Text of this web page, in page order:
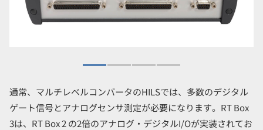
通常、マルチレベルコンバータのHILSでは、多数のデジタル
ゲート信号とアナログセンサ測定が必要になります。RT Box
3は、RT Box 2 の2倍のアナログ・デジタルI/Oが実装されてお